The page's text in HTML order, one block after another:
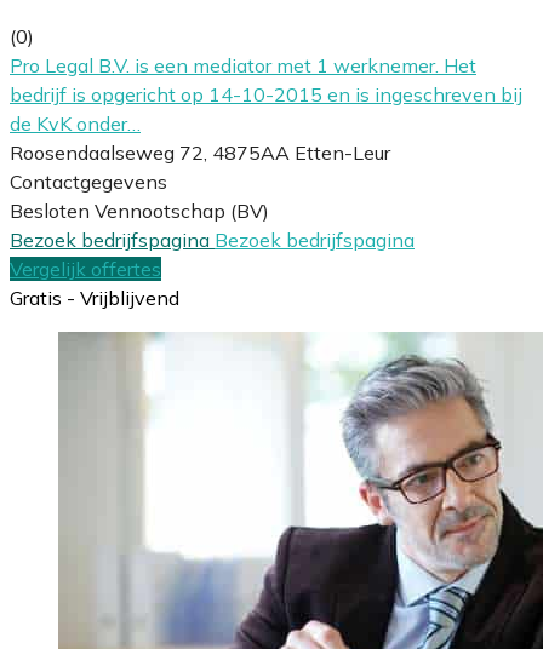
(0)
Pro Legal B.V. is een mediator met 1 werknemer. Het
bedrijf is opgericht op 14-10-2015 en is ingeschreven bij
de KvK onder…
Roosendaalseweg 72, 4875AA Etten-Leur
Contactgegevens
Besloten Vennootschap (BV)
Bezoek bedrijfspagina Bezoek bedrijfspagina
Vergelijk offertes
Gratis - Vrijblijvend